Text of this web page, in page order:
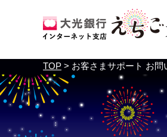
TOP > お客さまサポート お問